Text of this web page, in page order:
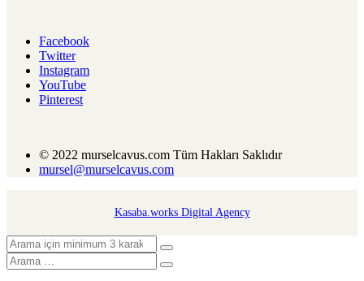
Facebook
Twitter
Instagram
YouTube
Pinterest
© 2022 murselcavus.com Tüm Hakları Saklıdır
mursel@murselcavus.com
Kasaba.works Digital Agency